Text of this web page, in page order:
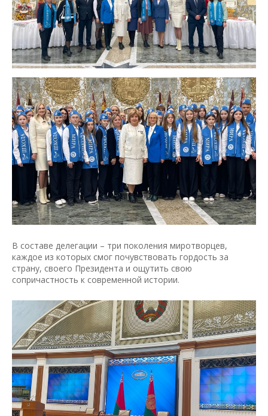
В составе делегации – три поколения миротворцев,
каждое из которых смог почувствовать гордость за
страну, своего Президента и ощутить свою
сопричастность к современной истории.